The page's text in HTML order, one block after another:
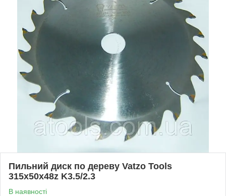
Пильний диск по дереву Vatzo Tools
315x50x48z K3.5/2.3
В наявності